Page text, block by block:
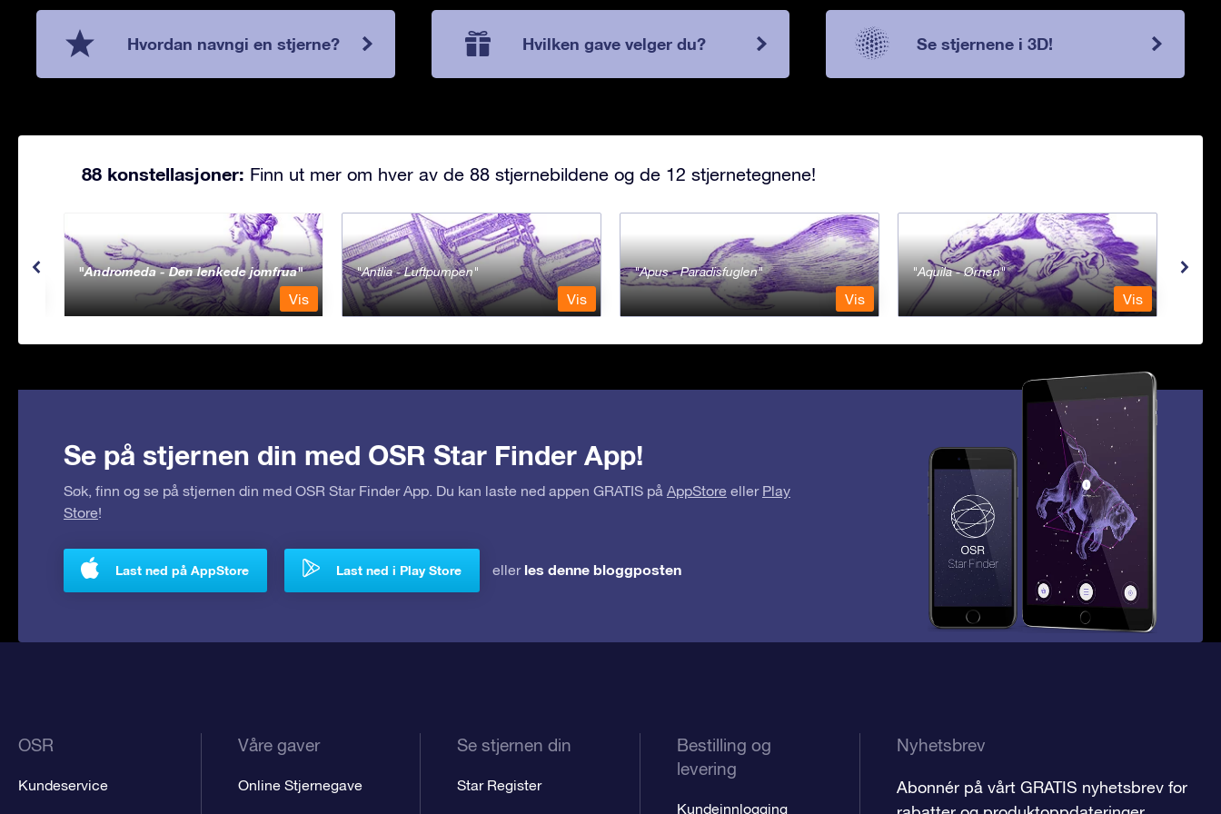
Hvordan navngi en stjerne? Hvilken gave velger du? Se stjernene i 3D!
88 konstellasjoner: Finn ut mer om hver av de 88 stjernebildene og de 12 stjernetegnene!
Andromeda - Den lenkede jomfrua
Vis
Antlia - Luftpumpen
Vis
Apus - Paradisfuglen
Vis
Aquila - Ørnen
Vis
Se på stjernen din med OSR Star Finder App!
Søk, finn og se på stjernen din med OSR Star Finder App. Du kan laste ned appen GRATIS på AppStore eller Play
Store!
Last ned på AppStore Last ned i Play Store eller les denne bloggposten
OSR
Kundeservice
Våre gaver
Online Stjernegave
Se stjernen din
Star Register
Bestilling og
levering
Kundeinnlogging
Nyhetsbrev
Abonnér på vårt GRATIS nyhetsbrev for